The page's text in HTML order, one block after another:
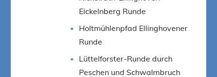
Eickelnberg Runde
Holtmühlenpfad Ellinghovener
Runde
Lüttelforster-Runde durch
Peschen und Schwalmbruch